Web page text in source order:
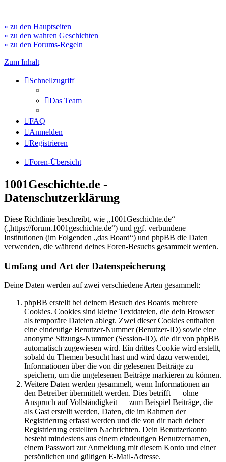
» zu den Hauptseiten
» zu den wahren Geschichten
» zu den Forums-Regeln
Zum Inhalt
Schnellzugriff
Das Team
FAQ
Anmelden
Registrieren
Foren-Übersicht
1001Geschichte.de -
Datenschutzerklärung
Diese Richtlinie beschreibt, wie „1001Geschichte.de“
(„https://forum.1001geschichte.de“) und ggf. verbundene
Institutionen (im Folgenden „das Board“) und phpBB die Daten
verwenden, die während deines Foren-Besuchs gesammelt werden.
Umfang und Art der Datenspeicherung
Deine Daten werden auf zwei verschiedene Arten gesammelt:
phpBB erstellt bei deinem Besuch des Boards mehrere
Cookies. Cookies sind kleine Textdateien, die dein Browser
als temporäre Dateien ablegt. Zwei dieser Cookies enthalten
eine eindeutige Benutzer-Nummer (Benutzer-ID) sowie eine
anonyme Sitzungs-Nummer (Session-ID), die dir von phpBB
automatisch zugewiesen wird. Ein drittes Cookie wird erstellt,
sobald du Themen besucht hast und wird dazu verwendet,
Informationen über die von dir gelesenen Beiträge zu
speichern, um die ungelesenen Beiträge markieren zu können.
Weitere Daten werden gesammelt, wenn Informationen an
den Betreiber übermittelt werden. Dies betrifft — ohne
Anspruch auf Vollständigkeit — zum Beispiel Beiträge, die
als Gast erstellt werden, Daten, die im Rahmen der
Registrierung erfasst werden und die von dir nach deiner
Registrierung erstellten Nachrichten. Dein Benutzerkonto
besteht mindestens aus einem eindeutigen Benutzernamen,
einem Passwort zur Anmeldung mit diesem Konto und einer
persönlichen und gültigen E-Mail-Adresse.